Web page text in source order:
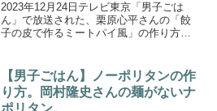
2023年12月24日テレビ東京「男子ごは
ん」で放送された、栗原心平さんの「餃
子の皮で作るミートパイ風」の作り方を
み』。料理研究家 栗原心平さんが、ひと
口サイズで手で食べ...
【男子ごはん】ノーポリタンの作
り方。岡村隆史さんの麺がないナ
ポリタン。